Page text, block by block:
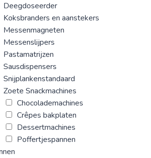
Deegdoseerder
Koksbranders en aanstekers
Messenmagneten
Messenslijpers
Pastamatrijzen
Sausdispensers
Snijplankenstandaard
Zoete Snackmachines
Chocolademachines
Crêpes bakplaten
Dessertmachines
Poffertjespannen